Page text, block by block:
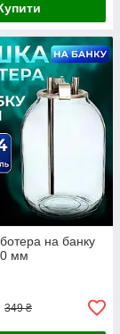
на банку
мм
349 ₴